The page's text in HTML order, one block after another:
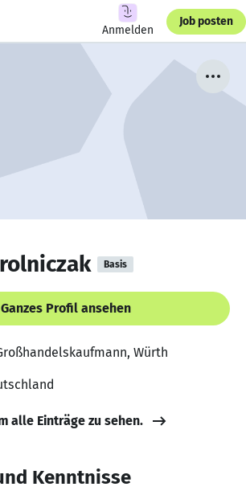
Anmelden
Job posten
Basis
Ganzes Profil ansehen
Würth
alle Einträge zu sehen.
Kenntnisse